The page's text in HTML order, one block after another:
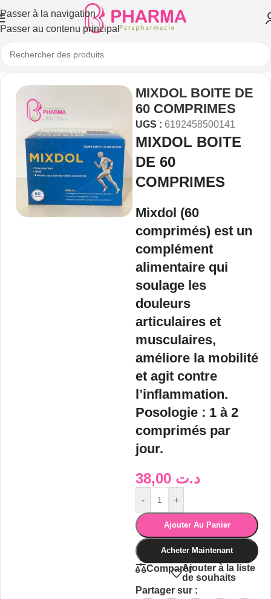
Passer à la navigation
Passer au contenu principal
MIXDOL BOITE DE
60 COMPRIMES
UGS : 6192458500141
MIXDOL BOITE
DE 60
COMPRIMES
Mixdol (60
comprimés) est un
complément
alimentaire qui
soulage les
douleurs
articulaires et
musculaires,
améliore la mobilité
et agit contre
l’inflammation.
Posologie : 1 à 2
comprimés par
jour.
د.ت
- +
Ajouter Au Panier
Acheter Maintenant
ComparerAjouter à la liste
de souhaits
Partager sur :